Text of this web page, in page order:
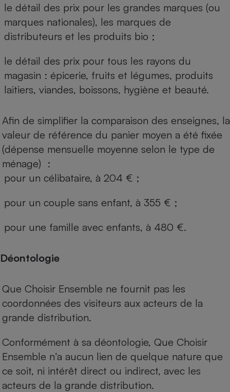
le détail des prix pour les grandes marques (ou
marques nationales), les marques de
distributeurs et les produits bio ;
le détail des prix pour tous les rayons du
magasin : épicerie, fruits et légumes, produits
laitiers, viandes, boissons, hygiène et beauté.
Afin de simplifier la comparaison des enseignes, la
valeur de référence du panier moyen a été fixée
(dépense mensuelle moyenne selon le type de
ménage) :
pour un célibataire, à 204 € ;
pour un couple sans enfant, à 355 € ;
pour une famille avec enfants, à 480 €.
Déontologie
Que Choisir Ensemble ne fournit pas les
coordonnées des visiteurs aux acteurs de la
grande distribution.
Conformément à sa déontologie, Que Choisir
Ensemble n’a aucun lien de quelque nature que
ce soit, ni intérêt direct ou indirect, avec les
acteurs de la grande distribution.